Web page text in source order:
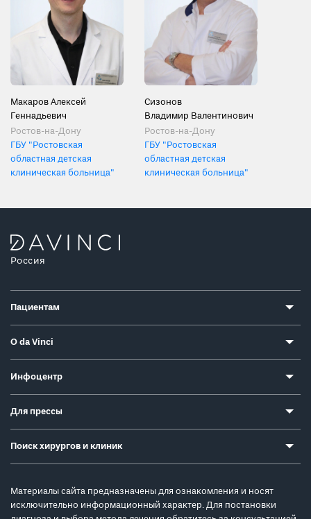
Макаров Алексей
Геннадьевич
Ростов-на-Дону
ГБУ "Ростовская
областная детская
клиническая больница"
Сизонов
Владимир Валентинович
Ростов-на-Дону
ГБУ "Ростовская
областная детская
клиническая больница"
Россия
Пациентам
О da Vinci
Инфоцентр
Для прессы
Поиск хирургов и клиник
Материалы сайта предназначены для ознакомления и носят
исключительно информационный характер. Для постановки